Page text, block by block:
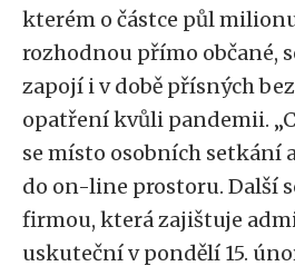
kterém o částce půl
rozhodnou přímo občané,
zapojí i v době přísných
opatření kvůli pandemii.
se místo osobních setkání
do on-line prostoru. Další
firmou, která zajištuje
uskuteční v pondělí 15.